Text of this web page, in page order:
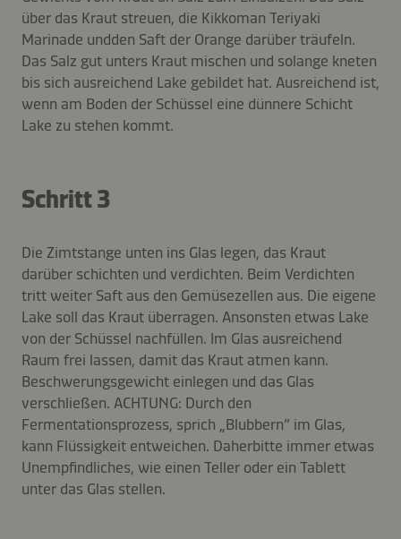
über das Kraut streuen, die Kikkoman Teriyaki
Marinade undden Saft der Orange darüber träufeln.
Das Salz gut unters Kraut mischen und solange kneten
bis sich ausreichend Lake gebildet hat. Ausreichend ist,
wenn am Boden der Schüssel eine dünnere Schicht
Lake zu stehen kommt.
Schritt 3
Die Zimtstange unten ins Glas legen, das Kraut
darüber schichten und verdichten. Beim Verdichten
tritt weiter Saft aus den Gemüsezellen aus. Die eigene
Lake soll das Kraut überragen. Ansonsten etwas Lake
von der Schüssel nachfüllen. Im Glas ausreichend
Raum frei lassen, damit das Kraut atmen kann.
Beschwerungsgewicht einlegen und das Glas
verschließen. ACHTUNG: Durch den
Fermentationsprozess, sprich „Blubbern“ im Glas,
kann Flüssigkeit entweichen. Daherbitte immer etwas
Unempfindliches, wie einen Teller oder ein Tablett
unter das Glas stellen.